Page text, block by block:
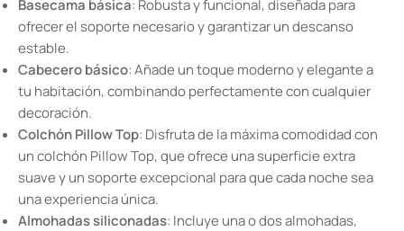
Basecama básica: Robusta y funcional, diseñada para
ofrecer el soporte necesario y garantizar un descanso
estable.
Cabecero básico: Añade un toque moderno y elegante a
tu habitación, combinando perfectamente con cualquier
decoración.
Colchón Pillow Top: Disfruta de la máxima comodidad con
un colchón Pillow Top, que ofrece una superficie extra
suave y un soporte excepcional para que cada noche sea
una experiencia única.
Almohadas siliconadas: Incluye una o dos almohadas,